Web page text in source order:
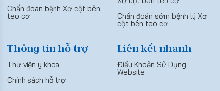
Chẩn đoán bệnh Xơ cột bên
teo cơ
Chẩn đoán sớm bệnh lý Xơ
cột bên teo cơ
Thông tin hỗ trợ
Thư viện y khoa
Chính sách hỗ trợ
Liên kết nhanh
Điều Khoản Sử Dụng
Website